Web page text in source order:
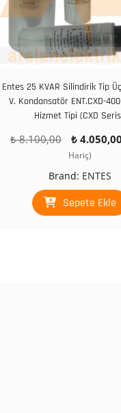
Entes 25 KVAR Silindirik Tip
V. Kondansatör ENT.CXD-
Hizmet Tipi (CXD
₺8.100,00
Orijinal
fiyat:
₺ 8.100,00.
₺4.050,00
Hariç)
Brand: ENTES
Sepete Ekle